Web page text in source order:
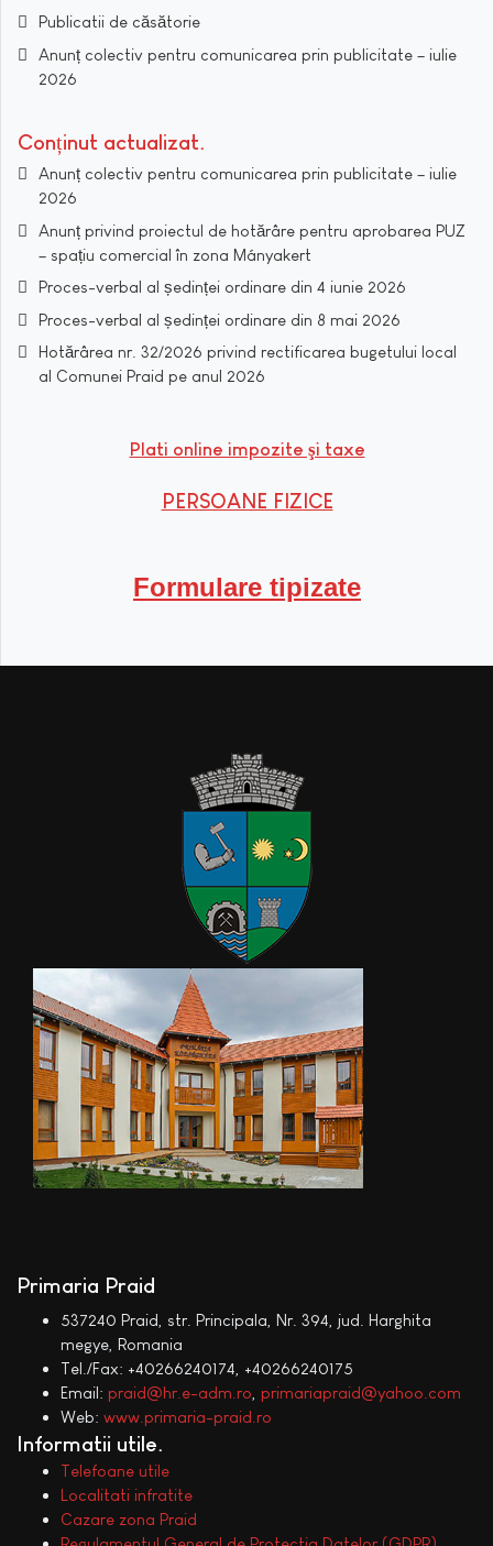
Publicatii de căsătorie
Anunț colectiv pentru comunicarea prin publicitate – iulie
2026
Conținut actualizat
Anunț colectiv pentru comunicarea prin publicitate – iulie
2026
Anunț privind proiectul de hotărâre pentru aprobarea PUZ
– spațiu comercial în zona Mányakert
Proces-verbal al ședinței ordinare din 4 iunie 2026
Proces-verbal al ședinței ordinare din 8 mai 2026
Hotărârea nr. 32/2026 privind rectificarea bugetului local
al Comunei Praid pe anul 2026
Plati online impozite şi taxe
PERSOANE FIZICE
Formulare tipizate
Primaria Praid
537240 Praid, str. Principala, Nr. 394, jud. Harghita
megye, Romania
Tel./Fax: +40266240174, +40266240175
Email: praid@hr.e-adm.ro primariapraid@yahoo.com
Web: www.primaria-praid.ro
Informatii utile
Telefoane utile
Localitati infratite
Cazare zona Praid